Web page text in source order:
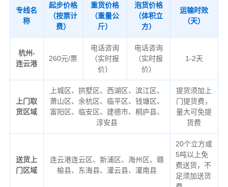
专线名
称
起步价格
（按票计
费）
重货价格
（重量公
斤）
泡货价格
（体积立
方）
运输时效
（天）
杭州-
连云港
260元/票
电话咨询
（实时报
价）
电话咨询
（实时报
价）
1-2天
上门取
货区域
上城区、拱墅区、西湖区、滨江区、
萧山区、余杭区、临平区、钱塘区、
富阳区、临安区、建德市、桐庐县、
淳安县
提货须加上
门提货费，
量大可免提
货费
送货上
门区域
连云港连云区、新浦区、海州区、赣
榆县、东海县、灌云县、灌南县
20个立方或
5吨以上免
费送货，不
足须加送货